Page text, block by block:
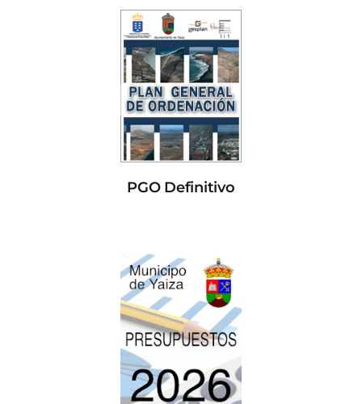
PGO Definitivo